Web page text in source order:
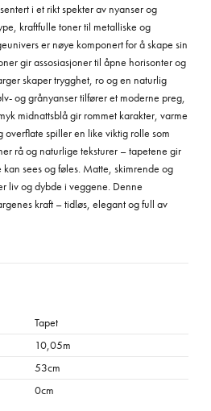
i et rikt spekter av nyanser og
kraftfulle toner til metalliske og
er nøye komponert for å skape sin
gir assosiasjoner til åpne horisonter og
skaper trygghet, ro og en naturlig
og grånyanser tilfører et moderne preg,
midnattsblå gir rommet karakter, varme
overflate spiller en like viktig rolle som
rå og naturlige teksturer – tapetene gir
sees og føles. Matte, skimrende og
liv og dybde i veggene. Denne
kraft – tidløs, elegant og full av
Tapet
10,05m
53cm
0cm